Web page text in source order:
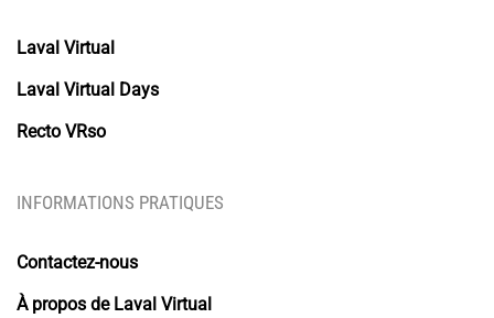
Laval Virtual
Laval Virtual Days
Recto VRso
INFORMATIONS PRATIQUES
Contactez-nous
À propos de Laval Virtual